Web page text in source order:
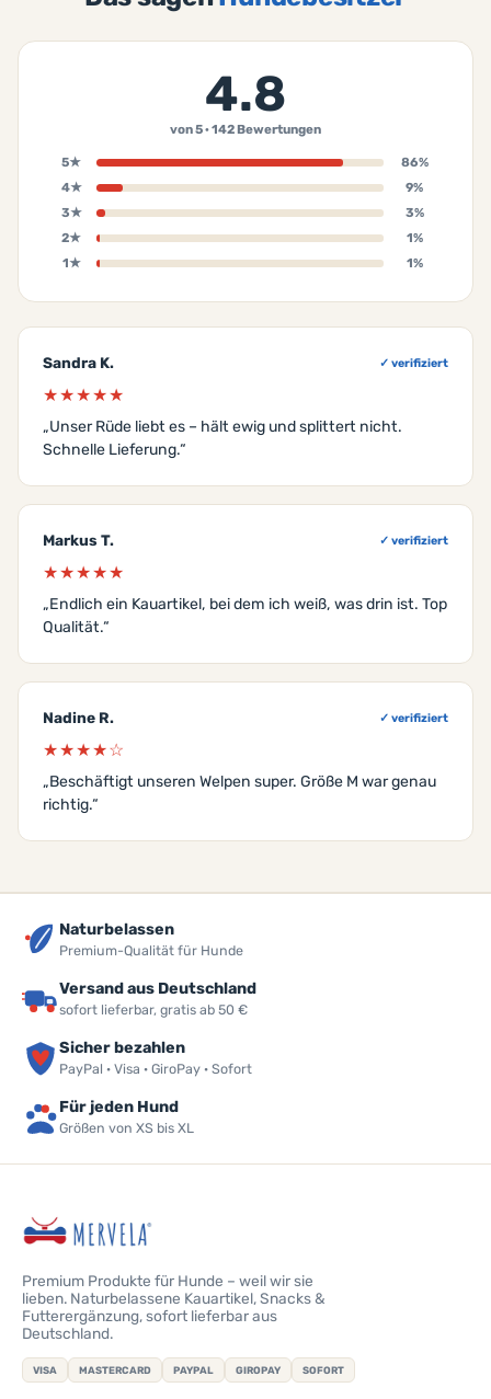
4.8
von 5 · 142 Bewertungen
5★
86%
4★
9%
3★
3%
2★
1%
1★
1%
Sandra K. ✓ verifiziert
★★★★★
„Unser Rüde liebt es – hält ewig und splittert nicht.
Schnelle Lieferung.“
Markus T. ✓ verifiziert
★★★★★
„Endlich ein Kauartikel, bei dem ich weiß, was drin ist. Top
Qualität.“
Nadine R. ✓ verifiziert
★★★★☆
„Beschäftigt unseren Welpen super. Größe M war genau
richtig.“
Naturbelassen
Premium-Qualität für Hunde
Versand aus Deutschland
sofort lieferbar, gratis ab 50 €
Sicher bezahlen
PayPal · Visa · GiroPay · Sofort
Für jeden Hund
Größen von XS bis XL
Premium Produkte für Hunde – weil wir sie
lieben. Naturbelassene Kauartikel, Snacks &
Futterergänzung, sofort lieferbar aus
Deutschland.
VISA MASTERCARD PAYPAL GIROPAY SOFORT